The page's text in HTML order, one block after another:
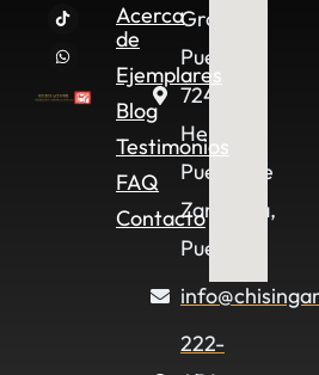
Acerca
de
Ejemplares
Blog
Testimonios
FAQ
Contacto
Granjas
Puebla,
72490
Heroica
Puebla de
Zaragoza,
Pue.
222-